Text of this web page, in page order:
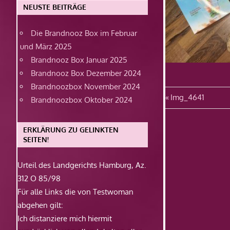
Vorheriger
Beitrag:
Img_4641
NEUSTE BEITRÄGE
Die Brandnooz Box im Februar
und März 2025
Brandnooz Box Januar 2025
Brandnooz Box Dezember 2024
Brandnoozbox November 2024
Brandnoozbox Oktober 2024
ERKLÄRUNG ZU GELINKTEN
SEITEN!
Urteil des Landgerichts Hamburg, Az.
312 O 85/98
Für alle Links die von Testwoman
abgehen gilt:
Ich distanziere mich hiermit